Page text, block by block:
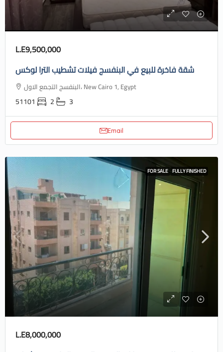
L.E9,500,000
شقة فاخرة للبيع في البنفسج فيلات تشطيب الترا لوكس
البنفسج التجمع الاول، New Cairo 1, Egypt
51101 2 3
Email
FOR SALE FULLY FINISHED
L.E8,000,000